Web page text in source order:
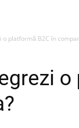
o platformă B2C în